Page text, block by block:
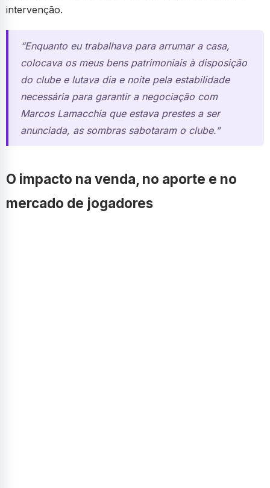
intervenção.
“Enquanto eu trabalhava para arrumar a casa,
colocava os meus bens patrimoniais à disposição
do clube e lutava dia e noite pela estabilidade
necessária para garantir a negociação com
Marcos Lamacchia que estava prestes a ser
anunciada, as sombras sabotaram o clube.”
O impacto na venda, no aporte e no
mercado de jogadores